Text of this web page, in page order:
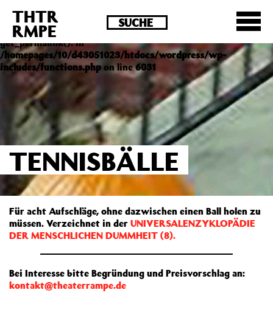
Deprecated : Die Funktion post_permalink ist seit
Version 4.4.0 veraltet! Verwende stattdessen
get_permalink(). in
/homepages/10/d43051023/htdocs/wordpress/wp-
includes/functions.phpon line6031
THTR
RMPE
TENNISBÄLLE
Für acht Aufschläge, ohne dazwischen einen Ball holen zu
müssen. Verzeichnet in der UNIVERSALENZYKLOPÄDIE
DER MENSCHLICHEN DUMMHEIT (8).
Bei Interesse bitte Begründung und Preisvorschlag an:
kontakt@theaterrampe.de